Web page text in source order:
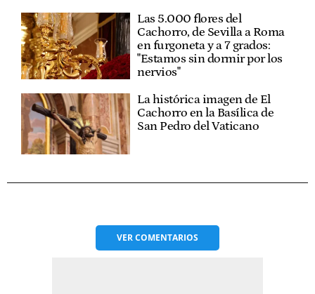
Las 5.000 flores del
Cachorro, de Sevilla a Roma
en furgoneta y a 7 grados:
"Estamos sin dormir por los
nervios"
La histórica imagen de El
Cachorro en la Basílica de
San Pedro del Vaticano
VERCOMENTARIOS